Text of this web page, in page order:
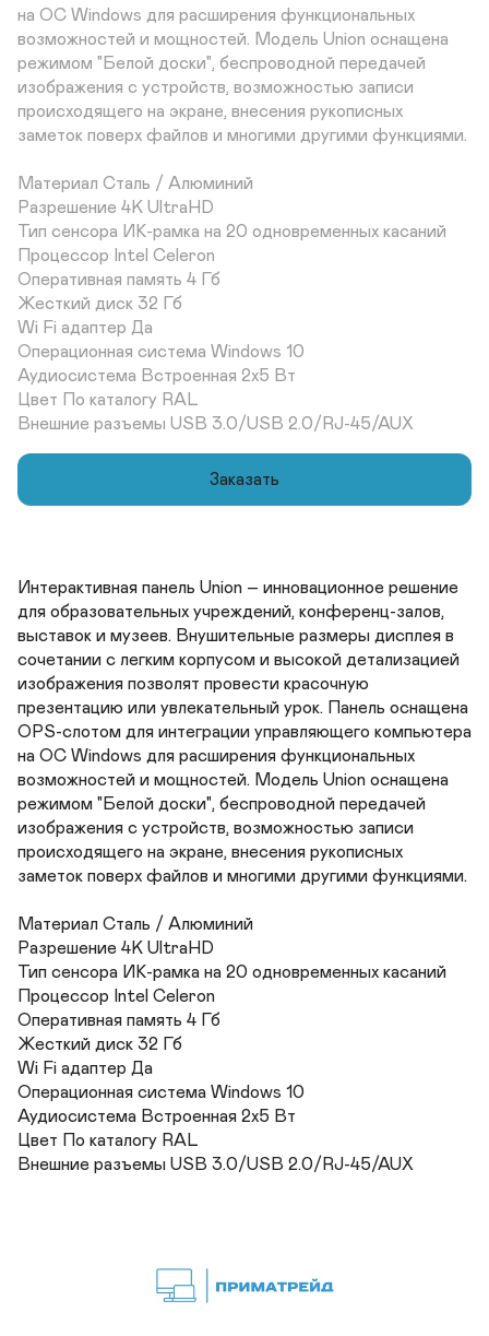
на ОС Windows для расширения функциональных
возможностей и мощностей. Модель Union оснащена
режимом "Белой доски", беспроводной передачей
изображения с устройств, возможностью записи
происходящего на экране, внесения рукописных
заметок поверх файлов и многими другими функциями.
Материал Сталь / Алюминий
Разрешение 4K UltraHD
Тип сенсора ИК-рамка на 20 одновременных касаний
Процессор Intel Celeron
Оперативная память 4 Гб
Жесткий диск 32 Гб
Wi Fi адаптер Да
Операционная система Windows 10
Аудиосистема Встроенная 2х5 Вт
Цвет По каталогу RAL
Внешние разъемы USB 3.0/USB 2.0/RJ-45/AUX
Заказать
Интерактивная панель Union – инновационное решение
для образовательных учреждений, конференц-залов,
выставок и музеев. Внушительные размеры дисплея в
сочетании с легким корпусом и высокой детализацией
изображения позволят провести красочную
презентацию или увлекательный урок. Панель оснащена
OPS-слотом для интеграции управляющего компьютера
на ОС Windows для расширения функциональных
возможностей и мощностей. Модель Union оснащена
режимом "Белой доски", беспроводной передачей
изображения с устройств, возможностью записи
происходящего на экране, внесения рукописных
заметок поверх файлов и многими другими функциями.
Материал Сталь / Алюминий
Разрешение 4K UltraHD
Тип сенсора ИК-рамка на 20 одновременных касаний
Процессор Intel Celeron
Оперативная память 4 Гб
Жесткий диск 32 Гб
Wi Fi адаптер Да
Операционная система Windows 10
Аудиосистема Встроенная 2х5 Вт
Цвет По каталогу RAL
Внешние разъемы USB 3.0/USB 2.0/RJ-45/AUX